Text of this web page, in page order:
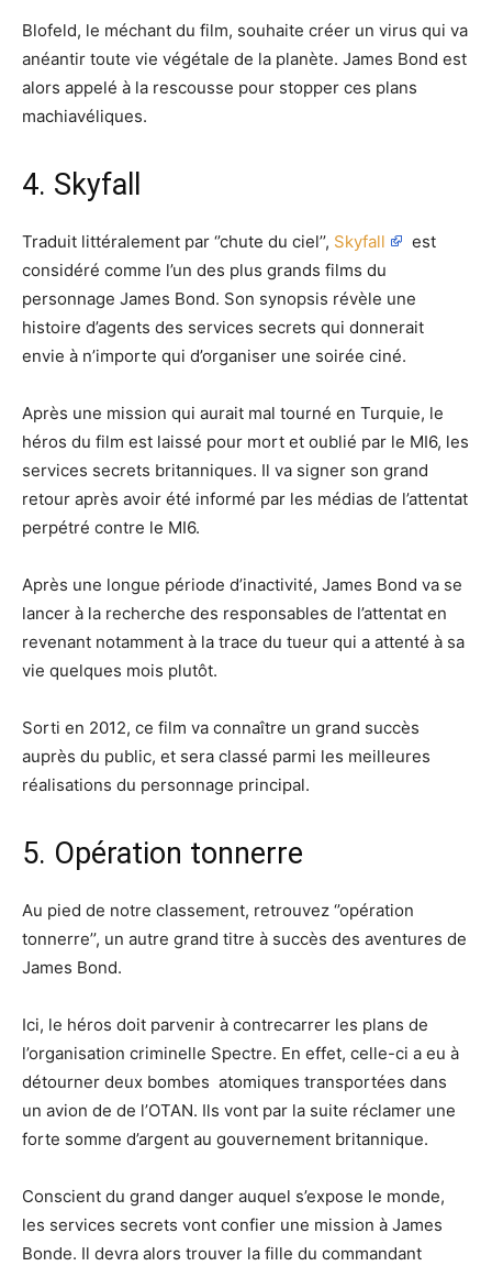
Blofeld, le méchant du film, souhaite créer un virus qui va
anéantir toute vie végétale de la planète. James Bond est
alors appelé à la rescousse pour stopper ces plans
machiavéliques.
4. Skyfall
Traduit littéralement par ‘’chute du ciel’’, Skyfall
est
considéré comme l’un des plus grands films du
personnage James Bond. Son synopsis révèle une
histoire d’agents des services secrets qui donnerait
envie à n’importe qui d’organiser une soirée ciné.
Après une mission qui aurait mal tourné en Turquie, le
héros du film est laissé pour mort et oublié par le MI6, les
services secrets britanniques. Il va signer son grand
retour après avoir été informé par les médias de l’attentat
perpétré contre le MI6.
Après une longue période d’inactivité, James Bond va se
lancer à la recherche des responsables de l’attentat en
revenant notamment à la trace du tueur qui a attenté à sa
vie quelques mois plutôt.
Sorti en 2012, ce film va connaître un grand succès
auprès du public, et sera classé parmi les meilleures
réalisations du personnage principal.
5. Opération tonnerre
Au pied de notre classement, retrouvez ‘’opération
tonnerre’’, un autre grand titre à succès des aventures de
James Bond.
Ici, le héros doit parvenir à contrecarrer les plans de
l’organisation criminelle Spectre. En effet, celle-ci a eu à
détourner deux bombes atomiques transportées dans
un avion de de l’OTAN. Ils vont par la suite réclamer une
forte somme d’argent au gouvernement britannique.
Conscient du grand danger auquel s’expose le monde,
les services secrets vont confier une mission à James
Bonde. Il devra alors trouver la fille du commandant